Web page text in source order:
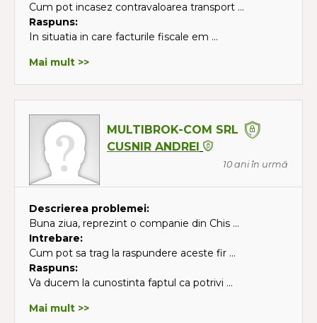
Cum pot incasez contravaloarea transport ...
Raspuns:
In situatia in care facturile fiscale em ...
Mai mult >>
MULTIBROK-COM SRL
CUSNIR ANDREI
10 ani în urmă
Descrierea problemei:
Buna ziua, reprezint o companie din Chis ...
Intrebare:
Cum pot sa trag la raspundere aceste fir ...
Raspuns:
Va ducem la cunostinta faptul ca potrivi ...
Mai mult >>